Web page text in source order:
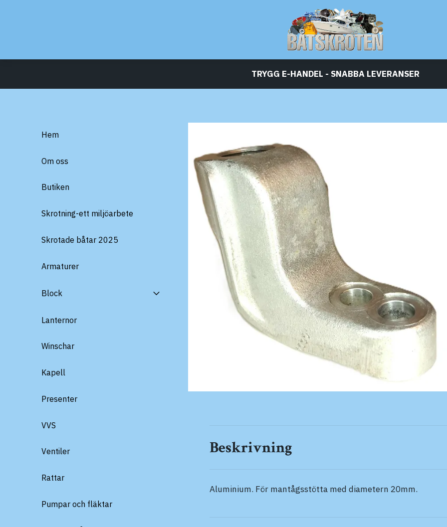
TRYGG E-HANDEL - SNABBA LEVERANSER
Hem
Om oss
Butiken
Skrotning-ett miljöarbete
Skrotade båtar 2025
Armaturer
Block
Lanternor
Winschar
Kapell
Presenter
VVS
Ventiler
Rattar
Pumpar och fläktar
Beskrivning
Aluminium. För mantågsstötta med diametern 20mm.